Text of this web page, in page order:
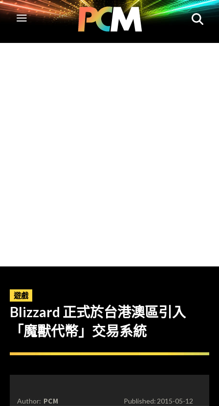
遊戲
Blizzard 正式於台港澳區引入
「魔獸代幣」交易系統
Author: PCM Published:2015-05-12